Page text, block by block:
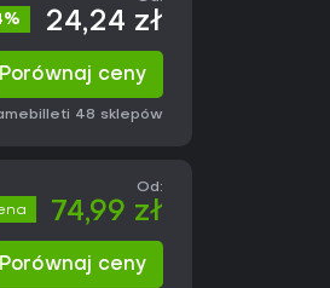
24,24 zł
Porównaj ceny
i 48 sklepów
Od:
74,99 zł
Porównaj ceny